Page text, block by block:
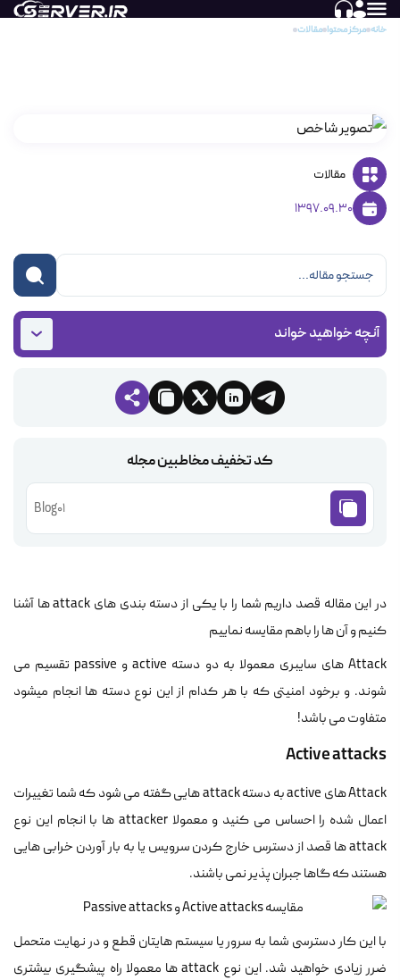
خانه مرکز محتوا مقالات
مقالات
1397.09.30
آنچه خواهید خواند
کد تخفیف مخاطبین مجله
Blog01
در این مقاله قصد داریم شما را با یکی از دسته بندی های attack ها آشنا
کنیم و آن ها را باهم مقایسه نماییم
Attack های سایبری معمولا به دو دسته active و passive تقسیم می
شوند. و برخود امنیتی که با هر کدام از این نوع دسته ها انجام میشود
متفاوت می باشد!
Active attacks
Attack های active به دسته attack هایی گفته می شود که شما تغییرات
اعمال شده را احساس می کنید و معمولا attacker ها با انجام این نوع
attack ها قصد از دسترس خارج کردن سرویس یا به بار آوردن خرابی هایی
هستند که گاها جبران پذیر نمی باشند.
با این کار دسترسی شما به سرور یا سیستم هایتان قطع و در نهایت متحمل
ضرر زیادی خواهید شد. این نوع attack ها معمولا راه پیشگیری بیشتری